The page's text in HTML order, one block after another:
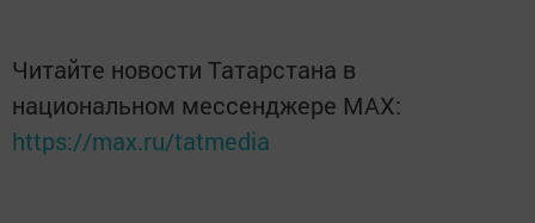
Читайте новости Татарстана в
национальном мессенджере MАХ:
https://max.ru/tatmedia